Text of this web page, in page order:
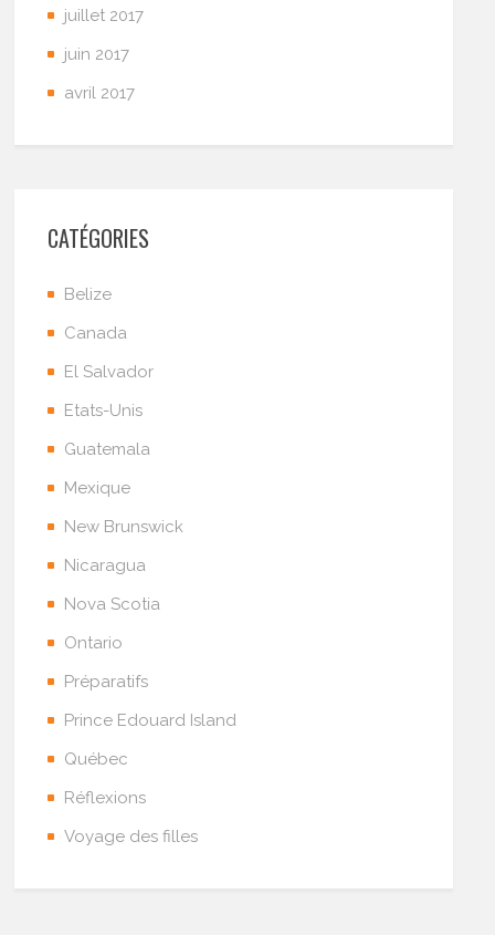
juillet 2017
juin 2017
avril 2017
CATÉGORIES
Belize
Canada
El Salvador
Etats-Unis
Guatemala
Mexique
New Brunswick
Nicaragua
Nova Scotia
Ontario
Préparatifs
Prince Edouard Island
Québec
Réflexions
Voyage des filles